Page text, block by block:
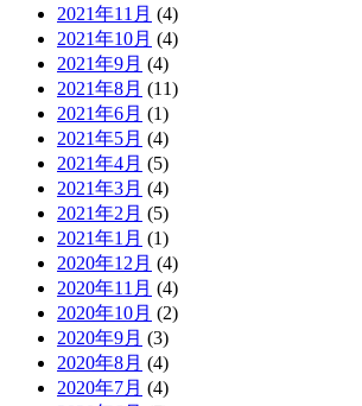
2021年11月 (4)
2021年10月 (4)
2021年9月 (4)
2021年8月 (11)
2021年6月 (1)
2021年5月 (4)
2021年4月 (5)
2021年3月 (4)
2021年2月 (5)
2021年1月 (1)
2020年12月 (4)
2020年11月 (4)
2020年10月 (2)
2020年9月 (3)
2020年8月 (4)
2020年7月 (4)